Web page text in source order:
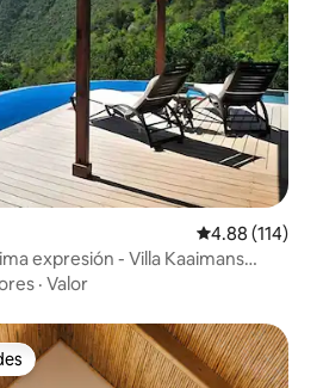
Calificación
4.88 (114)
expresión - Villa Kaaimans
· Valor